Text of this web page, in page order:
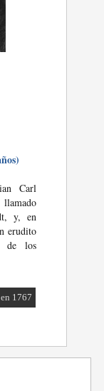
Carl
y, en
erudito
de los
1767